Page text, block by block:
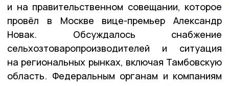
и на правительственном совещании, которое
провёл в Москве вице-премьер Александр
Новак. Обсуждалось снабжение
сельхозтоваропроизводителей и ситуация
на региональных рынках, включая Тамбовскую
область. Федеральным органам и компаниям